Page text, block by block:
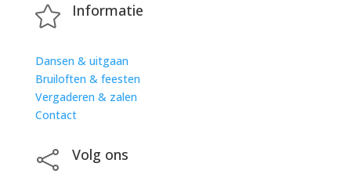
 Informatie
Dansen & uitgaan
Bruiloften & feesten
Vergaderen & zalen
Contact
 Volg ons